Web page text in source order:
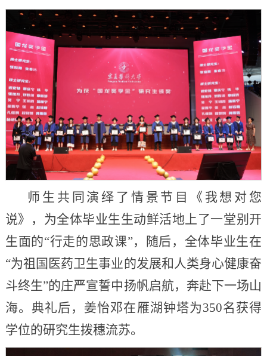
师生共同演绎了情景节目《我想对您
说》，为全体毕业生生动鲜活地上了一堂别开
生面的“行走的思政课”，随后，全体毕业生在
“为祖国医药卫生事业的发展和人类身心健康奋
斗终生”的庄严宣誓中扬帆启航，奔赴下一场山
海。典礼后，姜怡邓在雁湖钟塔为350名获得
学位的研究生拨穗流苏。